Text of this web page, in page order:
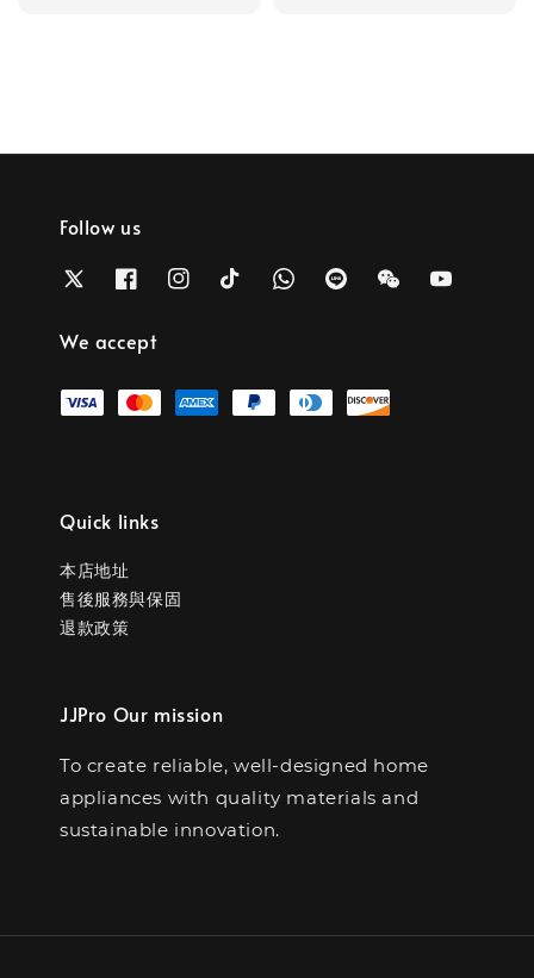
Follow us
We accept
Quick links
本店地址
售後服務與保固
退款政策
JJPro Our mission
To create reliable, well-designed home
appliances with quality materials and
sustainable innovation.